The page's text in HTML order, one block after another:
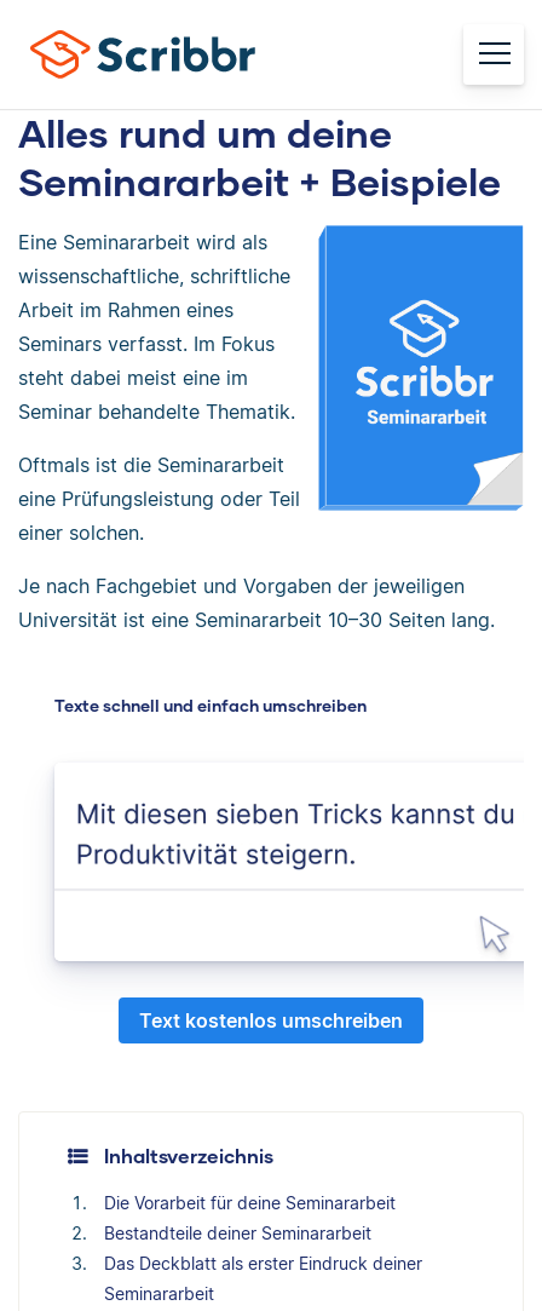
Alles rund um deine
Seminararbeit + Beispiele
Eine Seminararbeit wird als
wissenschaftliche, schriftliche
Arbeit im Rahmen eines
Seminars verfasst. Im Fokus
steht dabei meist eine im
Seminar behandelte Thematik.
Oftmals ist die Seminararbeit
eine Prüfungsleistung oder Teil
einer solchen.
Je nach Fachgebiet und Vorgaben der jeweiligen
Universität ist eine Seminararbeit 10–30 Seiten lang.
Texte schnell und einfach umschreiben
Text kostenlos umschreiben
Inhaltsverzeichnis
Die Vorarbeit für deine Seminararbeit
Bestandteile deiner Seminararbeit
Das Deckblatt als erster Eindruck deiner
Seminararbeit